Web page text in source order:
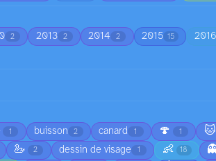
2 2013 2 2014 2 2015 15 2016
1 buisson 2 canard 1 🍄 1 🐱
🦢 2 dessin de visage 1 👶 18